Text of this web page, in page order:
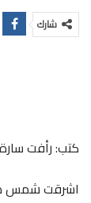
شارك
كتب: رأفت سارة
اشرقت شمس